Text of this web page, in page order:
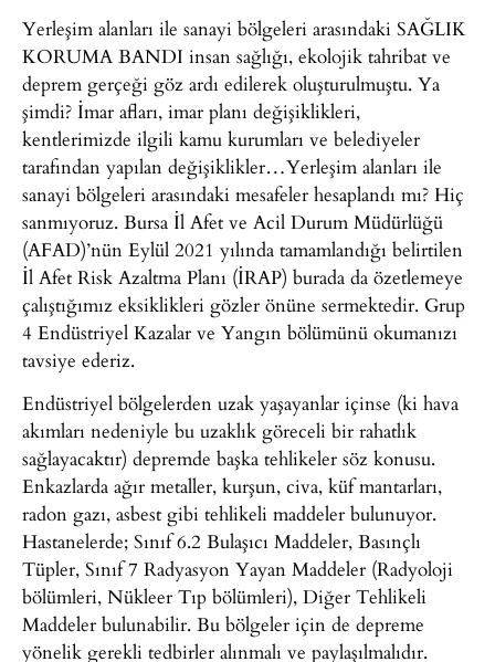
Yerleşim alanları ile sanayi bölgeleri arasındaki SAĞLIK
KORUMA BANDI insan sağlığı, ekolojik tahribat ve
deprem gerçeği göz ardı edilerek oluşturulmuştu. Ya
şimdi? İmar afları, imar planı değişiklikleri,
kentlerimizde ilgili kamu kurumları ve belediyeler
tarafından yapılan değişiklikler…Yerleşim alanları ile
sanayi bölgeleri arasındaki mesafeler hesaplandı mı? Hiç
sanmıyoruz. Bursa İl Afet ve Acil Durum Müdürlüğü
(AFAD)’nün Eylül 2021 yılında tamamlandığı belirtilen
İl Afet Risk Azaltma Planı (İRAP) burada da özetlemeye
çalıştığımız eksiklikleri gözler önüne sermektedir. Grup
4 Endüstriyel Kazalar ve Yangın bölümünü okumanızı
tavsiye ederiz.
Endüstriyel bölgelerden uzak yaşayanlar içinse (ki hava
akımları nedeniyle bu uzaklık göreceli bir rahatlık
sağlayacaktır) depremde başka tehlikeler söz konusu.
Enkazlarda ağır metaller, kurşun, civa, küf mantarları,
radon gazı, asbest gibi tehlikeli maddeler bulunuyor.
Hastanelerde; Sınıf 6.2 Bulaşıcı Maddeler, Basınçlı
Tüpler, Sınıf 7 Radyasyon Yayan Maddeler (Radyoloji
bölümleri, Nükleer Tıp bölümleri), Diğer Tehlikeli
Maddeler bulunabilir. Bu bölgeler için de depreme
yönelik gerekli tedbirler alınmalı ve paylaşılmalıdır.